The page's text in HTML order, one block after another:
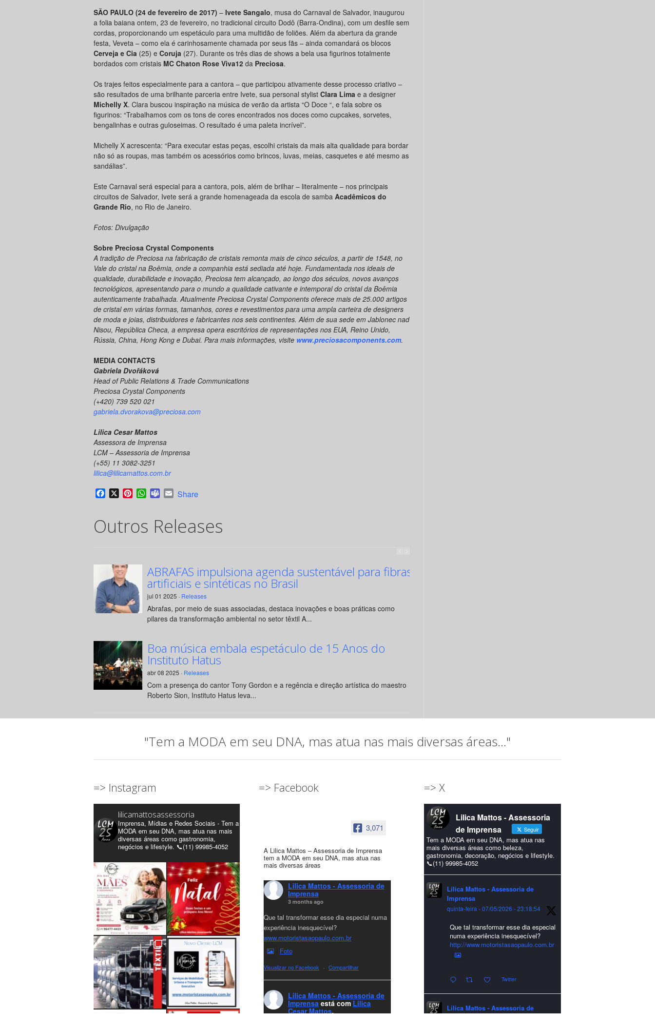
SÃO PAULO (24 de fevereiro de 2017) – Ivete Sangalo, musa do Carnaval de Salvador, inaugurou
a folia baiana ontem, 23 de fevereiro, no tradicional circuito Dodô (Barra-Ondina), com um desfile sem
cordas, proporcionando um espetáculo para uma multidão de foliões. Além da abertura da grande
festa, Veveta – como ela é carinhosamente chamada por seus fãs – ainda comandará os blocos
Cerveja e Cia (25) e Coruja (27). Durante os três dias de shows a bela usa figurinos totalmente
bordados com cristais MC Chaton Rose Viva12 da Preciosa.
Os trajes feitos especialmente para a cantora – que participou ativamente desse processo criativo –
são resultados de uma brilhante parceria entre Ivete, sua personal stylist Clara Lima e a designer
Michelly X. Clara buscou inspiração na música de verão da artista “O Doce “, e fala sobre os
figurinos: “Trabalhamos com os tons de cores encontrados nos doces como cupcakes, sorvetes,
bengalinhas e outras guloseimas. O resultado é uma paleta incrível”.
Michelly X acrescenta: “Para executar estas peças, escolhi cristais da mais alta qualidade para bordar
não só as roupas, mas também os acessórios como brincos, luvas, meias, casquetes e até mesmo as
sandálias”.
Este Carnaval será especial para a cantora, pois, além de brilhar – literalmente – nos principais
circuitos de Salvador, Ivete será a grande homenageada da escola de samba Acadêmicos do
Grande Rio, no Rio de Janeiro.
Fotos: Divulgação
Sobre Preciosa Crystal Components
A tradição de Preciosa na fabricação de cristais remonta mais de cinco séculos, a partir de 1548, no
Vale do cristal na Boêmia, onde a companhia está sediada até hoje. Fundamentada nos ideais de
qualidade, durabilidade e inovação, Preciosa tem alcançado, ao longo dos séculos, novos avanços
tecnológicos, apresentando para o mundo a qualidade cativante e intemporal do cristal da Boêmia
autenticamente trabalhada. Atualmente Preciosa Crystal Components oferece mais de 25.000 artigos
de cristal em várias formas, tamanhos, cores e revestimentos para uma ampla carteira de designers
de moda e joias, distribuidores e fabricantes nos seis continentes. Além de sua sede em Jablonec nad
Nisou, República Checa, a empresa opera escritórios de representações nos EUA, Reino Unido,
Rússia, China, Hong Kong e Dubai. Para mais informações, visite www.preciosacomponents.com.
MEDIA CONTACTS
Gabriela Dvořáková
Head of Public Relations & Trade Communications
Preciosa Crystal Components
(+420) 739 520 021
gabriela.dvorakova@preciosa.com
Lilica Cesar Mattos
Assessora de Imprensa
LCM – Assessoria de Imprensa
(+55) 11 3082-3251
lilica@lilicamattos.com.br
Facebook
X PinterestWhatsApp
TeamsEmail
Share
Outros Releases
ABRAFAS impulsiona agenda sustentável para fibras
artificiais e sintéticas no Brasil
jul 01 2025 · Releases
Abrafas, por meio de suas associadas, destaca inovações e boas práticas como
pilares da transformação ambiental no setor têxtil A...
Boa música embala espetáculo de 15 Anos do
Instituto Hatus
abr 08 2025 · Releases
Com a presença do cantor Tony Gordon e a regência e direção artística do maestro
Roberto Sion, Instituto Hatus leva...
"Tem a MODA em seu DNA, mas atua nas mais diversas áreas..."
=> Instagram
lilicamattosassessoria
Imprensa, Mídias e Redes Sociais - Tem a
MODA em seu DNA, mas atua nas mais
diversas áreas como gastronomia,
negócios e lifestyle. 📞(11) 99985-4052
=> Facebook
3,071
A Lilica Mattos – Assessoria de Imprensa
tem a MODA em seu DNA, mas atua nas
mais diversas áreas
Lilica Mattos - Assessoria de
Imprensa
3 months ago
Que tal transformar esse dia especial numa
experiência inesquecível?
www.motoristasaopaulo.com.br
Foto
Visualizar no Facebook · Compartilhar
Lilica Mattos - Assessoria de
Imprensa está com Lilica
Cesar Mattos.
=> X
Lilica Mattos - Assessoria
de Imprensa
Seguir
Tem a MODA em seu DNA, mas atua nas
mais diversas áreas como beleza,
gastronomia, decoração, negócios e lifestyle.
📞(11) 99985-4052
Lilica Mattos - Assessoria de
Imprensa
quinta-feira - 07/05/2026 - 23:18:54
Que tal transformar esse dia especial
numa experiência inesquecível?
http://www.motoristasaopaulo.com.br
Twitter
Lilica Mattos - Assessoria de